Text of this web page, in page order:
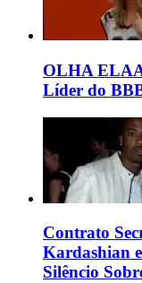
OLHA
Líder do
Contrato
Kardashian
Silêncio